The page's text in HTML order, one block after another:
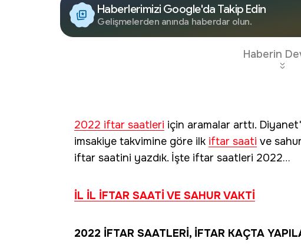
Haberlerimizi Google'da Takip Edin
Gelişmelerden anında haberdar olun.
Haberin
2022 iftar saatleri için aramalar arttı.
imsakiye takvimine göre ilk iftar saati ve
iftar saatini yazdık. İşte iftar saatleri 2022…
İL İL İFTAR SAATİ VE SAHUR VAKTİ
2022 İFTAR SAATLERİ, İFTAR KAÇTA